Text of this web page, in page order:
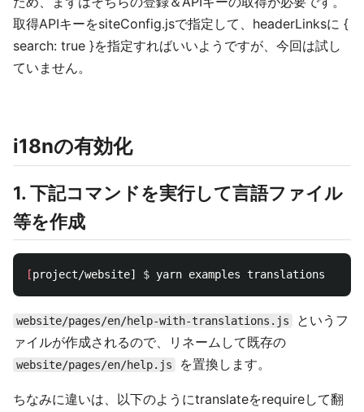
取得APIキーをsiteConfig.jsで指定して、headerLinksに {
search: true }を指定すればいいようですが、今回は試し
ていません。
i18nの有効化
1. 下記コマンドを実行して言語ファイル
等を作成
[project/website] $
website/pages/en/help-with-translations.js
というフ
ァイルが作成されるので、リネームして既存の
website/pages/en/help.js を置換します。
ちなみに違いは、以下のようにtranslateをrequireして翻